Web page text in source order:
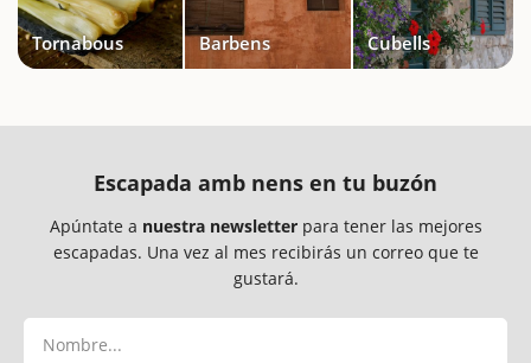
Tornabous Barbens Cubells
Escapada amb nens en tu buzón
Apúntate a nuestra newsletterpara tener las mejores
escapadas. Una vez al mes recibirás un correo que te
gustará.